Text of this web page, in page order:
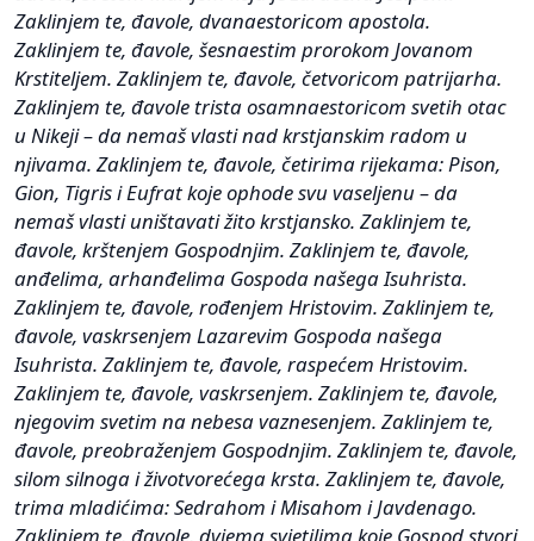
Zaklinjem te, đavole, dvanaestoricom apostola.
Zaklinjem te, đavole, šesnaestim prorokom Jovanom
Krstiteljem. Zaklinjem te, đavole, četvoricom patrijarha.
Zaklinjem te, đavole trista osamnaestoricom svetih otac
u Nikeji – da nemaš vlasti nad krstjanskim radom u
njivama. Zaklinjem te, đavole, četirima rijekama: Pison,
Gion, Tigris i Eufrat koje ophode svu vaseljenu – da
nemaš vlasti uništavati žito krstjansko. Zaklinjem te,
đavole, krštenjem Gospodnjim. Zaklinjem te, đavole,
anđelima, arhanđelima Gospoda našega Isuhrista.
Zaklinjem te, đavole, rođenjem Hristovim. Zaklinjem te,
đavole, vaskrsenjem Lazarevim Gospoda našega
Isuhrista. Zaklinjem te, đavole, raspećem Hristovim.
Zaklinjem te, đavole, vaskrsenjem. Zaklinjem te, đavole,
njegovim svetim na nebesa vaznesenjem. Zaklinjem te,
đavole, preobraženjem Gospodnjim. Zaklinjem te, đavole,
silom silnoga i životvorećega krsta. Zaklinjem te, đavole,
trima mladićima: Sedrahom i Misahom i Javdenago.